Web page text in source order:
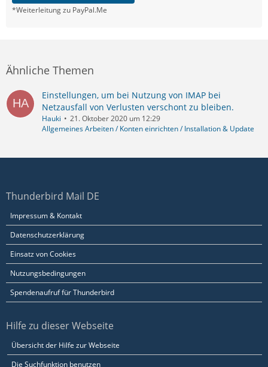
*Weiterleitung zu PayPal.Me
Ähnliche Themen
Einstellungen, um bei Nutzung von IMAP bei
Netzausfall von Verlusten verschont zu bleiben.
Hauki
21. Oktober 2020 um 12:29
Allgemeines Arbeiten / Konten einrichten / Installation & Update
Thunderbird Mail DE
Impressum & Kontakt
Datenschutzerklärung
Einsatz von Cookies
Nutzungsbedingungen
Spendenaufruf für Thunderbird
Hilfe zu dieser Webseite
Übersicht der Hilfe zur Webseite
Die Suchfunktion benutzen